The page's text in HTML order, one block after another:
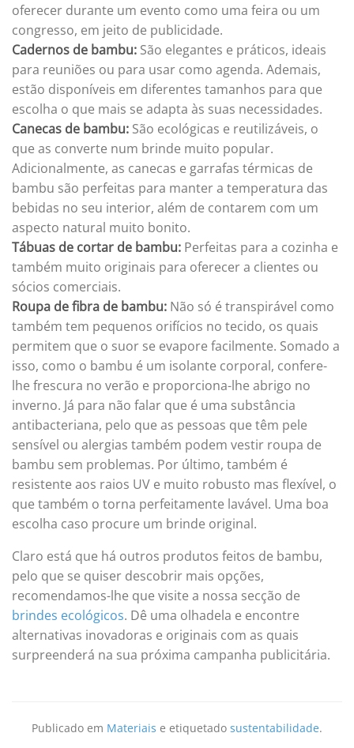
oferecer durante um evento como uma feira ou um
congresso, em jeito de publicidade.
Cadernos de bambu: São elegantes e práticos, ideais
para reuniões ou para usar como agenda. Ademais,
estão disponíveis em diferentes tamanhos para que
escolha o que mais se adapta às suas necessidades.
Canecas de bambu: São ecológicas e reutilizáveis, o
que as converte num brinde muito popular.
Adicionalmente, as canecas e garrafas térmicas de
bambu são perfeitas para manter a temperatura das
bebidas no seu interior, além de contarem com um
aspecto natural muito bonito.
Tábuas de cortar de bambu: Perfeitas para a cozinha e
também muito originais para oferecer a clientes ou
sócios comerciais.
Roupa de fibra de bambu: Não só é transpirável como
também tem pequenos orifícios no tecido, os quais
permitem que o suor se evapore facilmente. Somado a
isso, como o bambu é um isolante corporal, confere-
lhe frescura no verão e proporciona-lhe abrigo no
inverno. Já para não falar que é uma substância
antibacteriana, pelo que as pessoas que têm pele
sensível ou alergias também podem vestir roupa de
bambu sem problemas. Por último, também é
resistente aos raios UV e muito robusto mas flexível, o
que também o torna perfeitamente lavável. Uma boa
escolha caso procure um brinde original.
Claro está que há outros produtos feitos de bambu,
pelo que se quiser descobrir mais opções,
recomendamos-lhe que visite a nossa secção de
brindes ecológicos. Dê uma olhadela e encontre
alternativas inovadoras e originais com as quais
surpreenderá na sua próxima campanha publicitária.
Publicado em Materiais e etiquetado sustentabilidade.